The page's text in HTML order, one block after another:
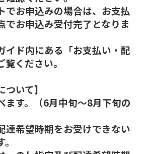
お申込みの場合は、お支払
でお申込み受付完了となりま
イド内にある「お支払い・配
ください。
ついて】
す。（6月中旬～8月下旬の
希望時期をお受けできない